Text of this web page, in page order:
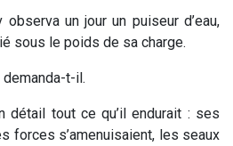
observa un jour un puiseur d’eau,
sous le poids de sa charge.
demanda-t-il.
détail tout ce qu’il endurait : ses
forces s’amenuisaient, les seaux